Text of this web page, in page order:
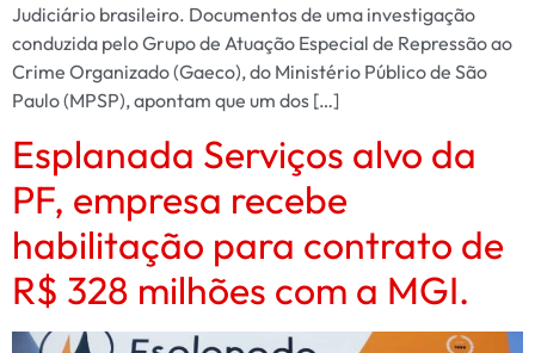
Judiciário brasileiro. Documentos de uma investigação
conduzida pelo Grupo de Atuação Especial de Repressão ao
Crime Organizado (Gaeco), do Ministério Público de São
Paulo (MPSP), apontam que um dos […]
Esplanada Serviços alvo da
PF, empresa recebe
habilitação para contrato de
R$ 328 milhões com a MGI.